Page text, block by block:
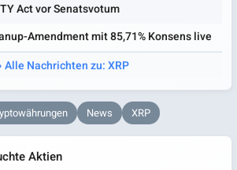
Act vor Senatsvotum
Amendment mit 85,71% Konsens live
Alle Nachrichten zu: XRP
News XRP
Aktien